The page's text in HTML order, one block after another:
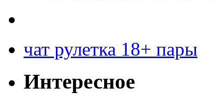
чат рулетка 18+ пары
Интересное